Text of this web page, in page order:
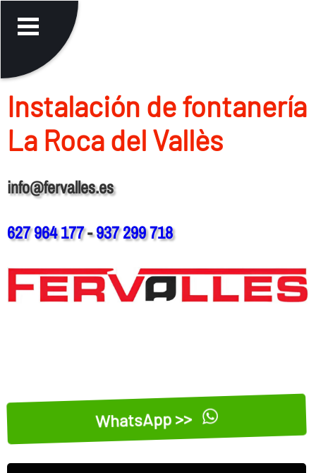
Instalación de fontanerí­a
La Roca del Vallès
info@fervalles.es
627 964 177-937 299 718
WhatsApp >>